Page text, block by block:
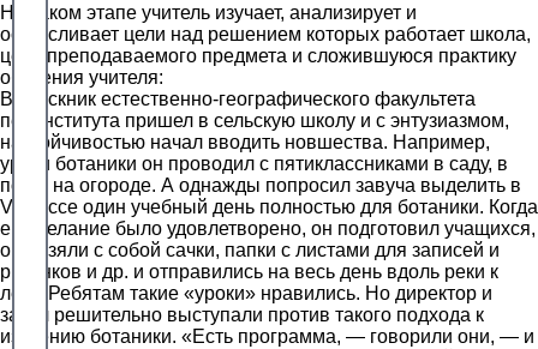
На каком этапе учитель изучает, анализирует и
осмысливает цели над решением которых работает школа,
цели преподаваемого предмета и сложившуюся практику
обучения учителя:
Выпускник естественно-географического факультета
пединститута пришел в сельскую школу и с энтузиазмом,
настойчивостью начал вводить новшества. Например,
уроки ботаники он проводил с пятиклассниками в саду, в
поле, на огороде. А однажды попросил завуча выделить в
V классе один учебный день полностью для ботаники. Когда
его желание было удовлетворено, он подготовил учащихся,
они взяли с собой сачки, папки с листами для записей и
рисунков и др. и отправились на весь день вдоль реки к
лесу. Ребятам такие «уроки» нравились. Но директор и
завуч решительно выступали против такого подхода к
изучению ботаники. «Есть программа, — говорили они, — и